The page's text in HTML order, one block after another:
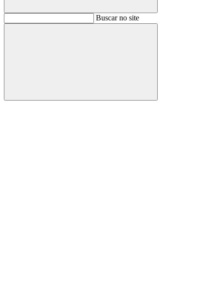
BuscarBuscar no site
Buscar